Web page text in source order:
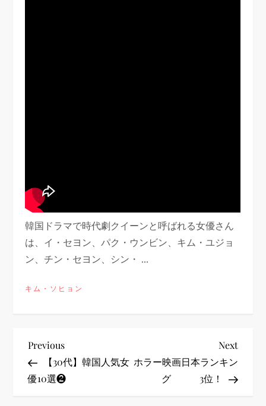
韓国ドラマで時代劇クイーンと呼ばれる女優さん
は、イ・セヨン、パク・ウンビン、キム・ユジョ
ン、チン・セヨン、シン・ ...
キム・ソヒョン
投
稿
Previous
Post
Previous
【30代】韓国人気女
優10選❷
Next
Post
Next
ホラー映画日本ランキン
グ 3位！